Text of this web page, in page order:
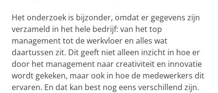
Het onderzoek is bijzonder, omdat er gegevens zijn
verzameld in het hele bedrijf: van het top
management tot de werkvloer en alles wat
daartussen zit. Dit geeft niet alleen inzicht in hoe er
door het management naar creativiteit en innovatie
wordt gekeken, maar ook in hoe de medewerkers dit
ervaren. En dat kan best nog eens verschillend zijn.